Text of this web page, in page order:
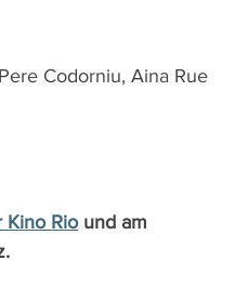
Codorniu, Aina Rue
Kino Rio und am